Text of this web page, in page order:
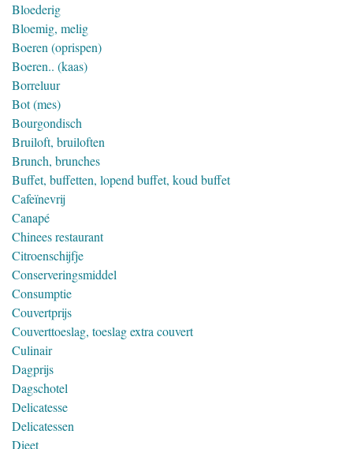
Bloederig
Bloemig, melig
Boeren (oprispen)
Boeren.. (kaas)
Borreluur
Bot (mes)
Bourgondisch
Bruiloft, bruiloften
Brunch, brunches
Buffet, buffetten, lopend buffet, koud buffet
Cafeïnevrij
Canapé
Chinees restaurant
Citroenschijfje
Conserveringsmiddel
Consumptie
Couvertprijs
Couverttoeslag, toeslag extra couvert
Culinair
Dagprijs
Dagschotel
Delicatesse
Delicatessen
Dieet